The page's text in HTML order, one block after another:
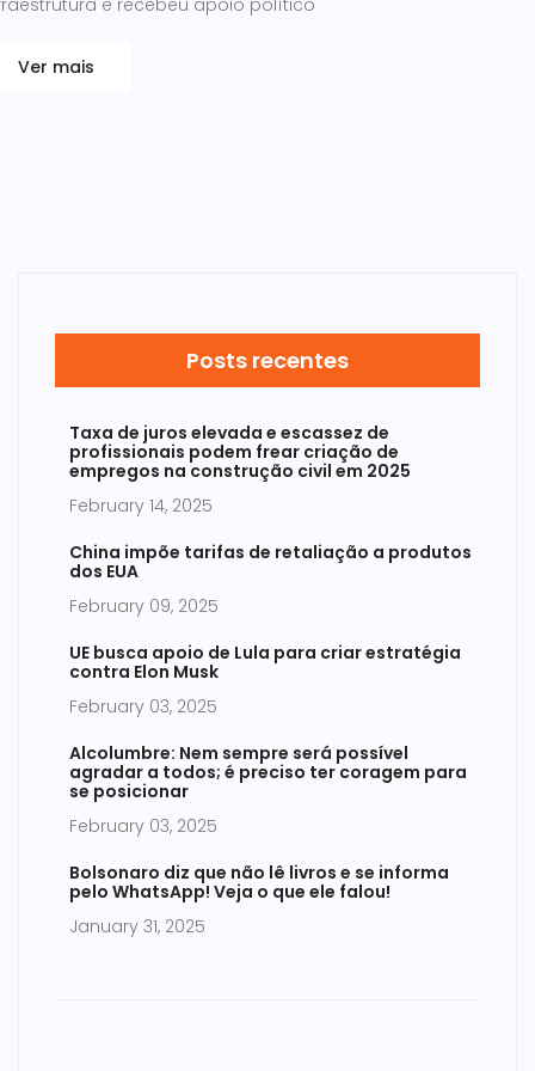
Ver mais
Posts recentes
Taxa de juros elevada e escassez de
profissionais podem frear criação de
empregos na construção civil em 2025
February 14, 2025
China impõe tarifas de retaliação a produtos
dos EUA
February 09, 2025
UE busca apoio de Lula para criar estratégia
contra Elon Musk
February 03, 2025
Alcolumbre: Nem sempre será possível
agradar a todos; é preciso ter coragem para
se posicionar
February 03, 2025
Bolsonaro diz que não lê livros e se informa
pelo WhatsApp! Veja o que ele falou!
January 31, 2025